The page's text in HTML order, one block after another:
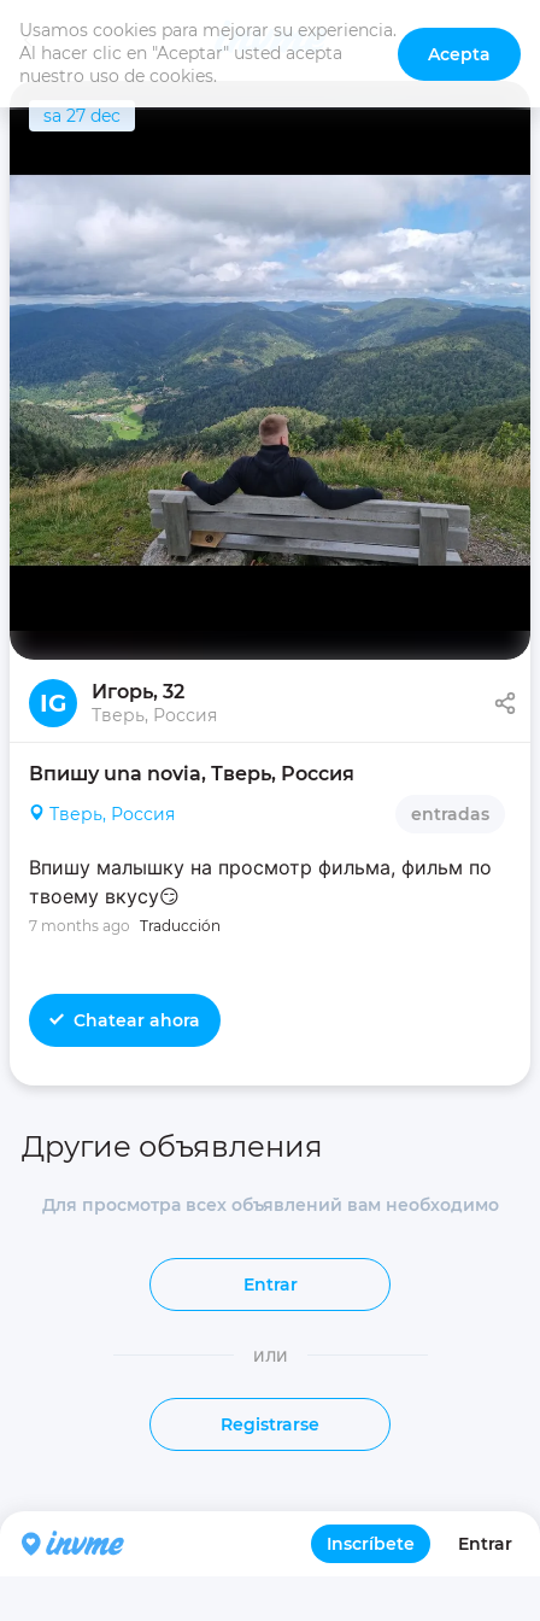
Usamos cookies para mejorar su experiencia.
Al hacer clic en "Aceptar" usted acepta
nuestro uso de cookies.
Acepta
Inscríbete Entrar
sa 27 dec
IG Игорь, 32
Тверь, Россия
Впишу una novia, Тверь, Россия
Тверь, Россия entradas
Впишу малышку на просмотр фильма, фильм по
твоему вкусу😏
7 months ago Traducción
Chatear ahora
Другие объявления
Для просмотра всех объявлений вам необходимо
Entrar
или
Registrarse